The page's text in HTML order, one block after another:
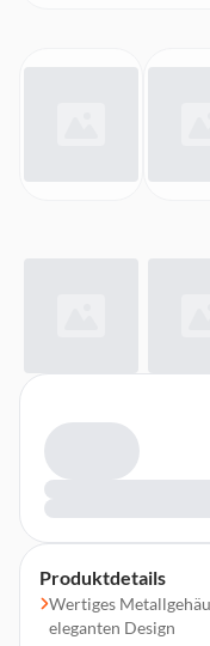
Produktdetails
Wertiges
eleganten Design